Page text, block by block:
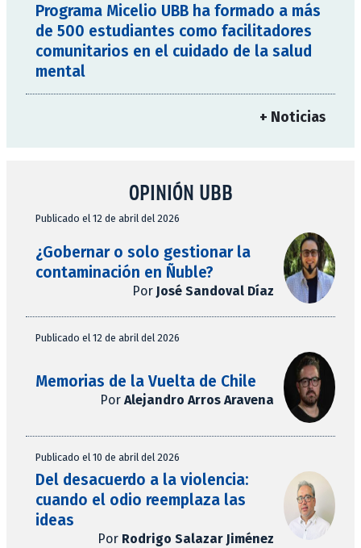
Programa Micelio UBB ha formado a más
de 500 estudiantes como facilitadores
comunitarios en el cuidado de la salud
mental
+ Noticias
OPINIÓN UBB
Publicado el 12 de abril del 2026
¿Gobernar o solo gestionar la
contaminación en Ñuble?
Por José Sandoval Díaz
Publicado el 12 de abril del 2026
Memorias de la Vuelta de Chile
Por Alejandro Arros Aravena
Publicado el 10 de abril del 2026
Del desacuerdo a la violencia:
cuando el odio reemplaza las
ideas
Por Rodrigo Salazar Jiménez